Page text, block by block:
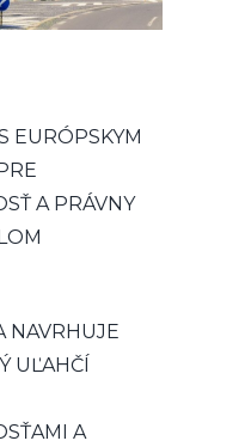
EURÓPSKYM
A PRÁVNY
NAVRHUJE
UĽAHČÍ
A